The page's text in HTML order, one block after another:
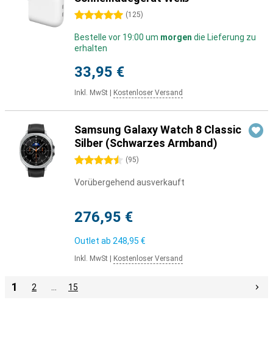
5 Sterne (125)
Bestelle vor 19:00 um morgen die Lieferung zu
erhalten
33,95 €
Inkl. MwSt Kostenloser Versand
Samsung Galaxy Watch 8 Classic
Silber (Schwarzes Armband)
4.5 Sterne (95)
Vorübergehend ausverkauft
276,95 €
Outlet ab 248,95 €
Inkl. MwSt Kostenloser Versand
1 2 15